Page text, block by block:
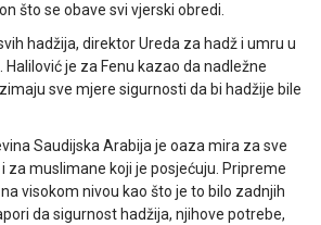
što se obave svi vjerski obredi.
hadžija, direktor Ureda za hadž i umru u
Halilović je za Fenu kazao da nadležne
sve mjere sigurnosti da bi hadžije bile
Saudijska Arabija je oaza mira za sve
za muslimane koji je posjećuju. Pripreme
visokom nivou kao što je to bilo zadnjih
da sigurnost hadžija, njihove potrebe,